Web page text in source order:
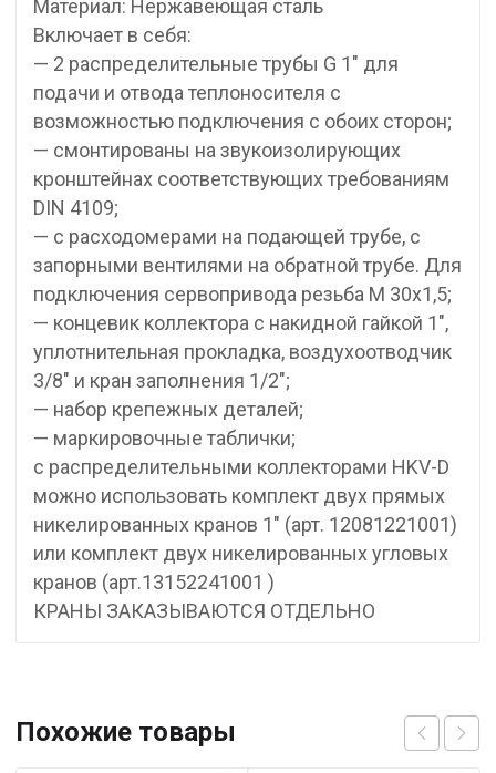
Материал: Нержавеющая сталь
Включает в себя:
— 2 распределительные трубы G 1″ для
подачи и отвода теплоносителя с
возможностью подключения с обоих сторон;
— смонтированы на звукоизолирующих
кронштейнах соответствующих требованиям
DIN 4109;
— с расходомерами на подающей трубе, с
запорными вентилями на обратной трубе. Для
подключения сервопривода резьба М 30х1,5;
— концевик коллектора с накидной гайкой 1″,
уплотнительная прокладка, воздухоотводчик
3/8″ и кран заполнения 1/2″;
— набор крепежных деталей;
— маркировочные таблички;
с распределительными коллекторами HKV-D
можно использовать комплект двух прямых
никелированных кранов 1″ (арт. 12081221001)
или комплект двух никелированных угловых
кранов (арт.13152241001 )
КРАНЫ ЗАКАЗЫВАЮТСЯ ОТДЕЛЬНО
Похожие товары